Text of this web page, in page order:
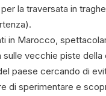
la traversata in
in Marocco,
sulle vecchie piste
paese cercando di
di sperimentare e